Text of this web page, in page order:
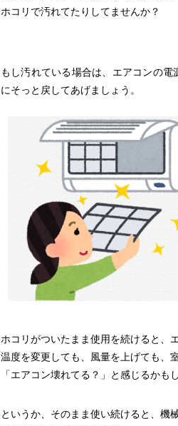
ホコリで汚れてたりしてませんか？
もし汚れている場合は、エアコンの
にそっと戻してあげましょう。
ホコリがついたまま使用を続けると、
温度を変更しても、風量を上げても、
「エアコン壊れてる？」と感じるかも
というか、そのまま使い続けると、機